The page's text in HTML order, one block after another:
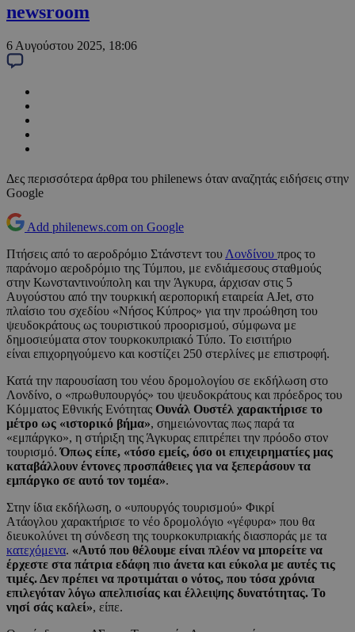
newsroom
6 Αυγούστου 2025, 18:06
Δες περισσότερα άρθρα του philenews όταν αναζητάς ειδήσεις στην
Google
Add philenews.com on Google
Πτήσεις από το αεροδρόμιο Στάνστεντ του Λονδίνου προς το
παράνομο αεροδρόμιο της Τύμπου, με ενδιάμεσους σταθμούς
στην Κωνσταντινούπολη και την Άγκυρα, άρχισαν στις 5
Αυγούστου από την τουρκική αεροπορική εταιρεία AJet, στο
πλαίσιο του σχεδίου «Νήσος Κύπρος» για την προώθηση του
ψευδοκράτους ως τουριστικού προορισμού, σύμφωνα με
δημοσιεύματα στον τουρκοκυπριακό Τύπο. Το εισιτήριο
είναι επιχορηγούμενο και κοστίζει 250 στερλίνες με επιστροφή.
Κατά την παρουσίαση του νέου δρομολογίου σε εκδήλωση στο
Λονδίνο, ο «πρωθυπουργός» του ψευδοκράτους και πρόεδρος του
Κόμματος Εθνικής Ενότητας Ουνάλ Ουστέλ χαρακτήρισε το
μέτρο ως «ιστορικό βήμα», σημειώνοντας πως παρά τα
«εμπάργκο», η στήριξη της Άγκυρας επιτρέπει την πρόοδο στον
τουρισμό.Όπως είπε, «τόσο εμείς, όσο οι επιχειρηματίες μας
καταβάλλουν έντονες προσπάθειες για να ξεπεράσουν τα
εμπάργκο σε αυτό τον τομέα».
Στην ίδια εκδήλωση, ο «υπουργός τουρισμού» Φικρί
Ατάογλου χαρακτήρισε το νέο δρομολόγιο «γέφυρα» που θα
διευκολύνει τη σύνδεση της τουρκοκυπριακής διασποράς με τα
κατεχόμενα. «Αυτό που θέλουμε είναι πλέον να μπορείτε να
έρχεστε στα πάτρια εδάφη πιο άνετα και εύκολα με αυτές τις
τιμές. Δεν πρέπει να προτιμάται ο νότος, που τόσα χρόνια
επιλεγόταν λόγω απελπισίας και έλλειψης δυνατότητας. Το
νησί σάς καλεί», είπε.